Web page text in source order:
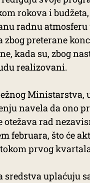
rokova i budžeta,
radnu atmosferu
preterane
kada su, zbog
realizovani.
Ministarstva,
navela da ono
rad
februara, što će
prvog
sredstva uplaćuju